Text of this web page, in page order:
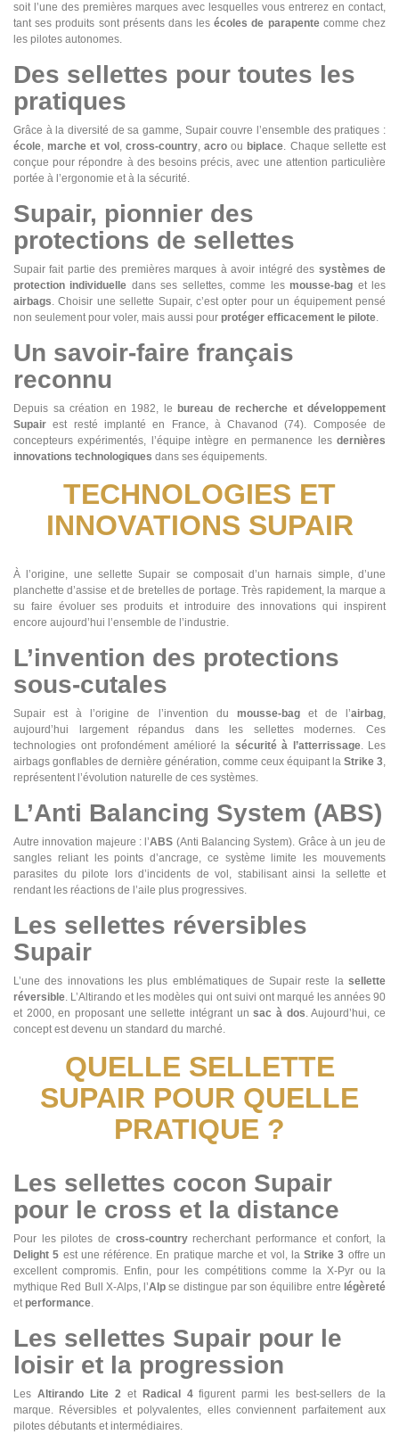
soit l’une des premières marques avec lesquelles vous entrerez en contact,
tant ses produits sont présents dans lesécoles de parapentecomme chez
les pilotes autonomes.
Des sellettes pour toutes les
pratiques
Grâce à la diversité de sa gamme, Supair couvre l’ensemble des pratiques :
école,marche et vol , cross-country,acro ou biplace. Chaque sellette est
conçue pour répondre à des besoins précis, avec une attention particulière
portée à l’ergonomie et à la sécurité.
Supair, pionnier des
protections de sellettes
Supair fait partie des premières marques à avoir intégré des systèmes de
protection individuelle dans ses sellettes, comme lesmousse-bag et les
airbags. Choisir une sellette Supair, c’est opter pour un équipement pensé
non seulement pour voler, mais aussi pour protéger efficacement le pilote.
Un savoir-faire français
reconnu
Depuis sa création en 1982, le bureau de recherche et développement
Supair est resté implanté en France, à Chavanod (74). Composée de
concepteurs expérimentés, l’équipe intègre en permanence les dernières
innovations technologiques dans ses équipements.
TECHNOLOGIES ET
INNOVATIONS SUPAIR
À l’origine, une sellette Supair se composait d’un harnais simple, d’une
planchette d’assise et de bretelles de portage. Très rapidement, la marque a
su faire évoluer ses produits et introduire des innovations qui inspirent
encore aujourd’hui l’ensemble de l’industrie.
L’invention des protections
sous-cutales
Supair est à l’origine de l’invention du mousse-baget de l’airbag,
aujourd’hui largement répandus dans les sellettes modernes. Ces
technologies ont profondément amélioré la sécurité à l’atterrissage. Les
airbags gonflables de dernière génération, comme ceux équipant la Strike 3,
représentent l’évolution naturelle de ces systèmes.
L’Anti Balancing System (ABS)
Autre innovation majeure : l’ABS (Anti Balancing System). Grâce à un jeu de
sangles reliant les points d’ancrage, ce système limite les mouvements
parasites du pilote lors d’incidents de vol, stabilisant ainsi la sellette et
rendant les réactions de l’aile plus progressives.
Les sellettes réversibles
Supair
L’une des innovations les plus emblématiques de Supair reste la sellette
réversible. L’Altirando et les modèles qui ont suivi ont marqué les années 90
et 2000, en proposant une sellette intégrant unsac à dos. Aujourd’hui, ce
concept est devenu un standard du marché.
QUELLE SELLETTE
SUPAIR POUR QUELLE
PRATIQUE ?
Les sellettes cocon Supair
pour le cross et la distance
Pour les pilotes de cross-countryrecherchant performance et confort, la
Delight 5 est une référence. En pratique marche et vol, laStrike 3 offre un
excellent compromis. Enfin, pour les compétitions comme la X-Pyr ou la
mythique Red Bull X-Alps, l’Alp se distingue par son équilibre entre légèreté
etperformance.
Les sellettes Supair pour le
loisir et la progression
Les Altirando Lite 2et Radical 4figurent parmi les best-sellers de la
marque. Réversibles et polyvalentes, elles conviennent parfaitement aux
pilotes débutants et intermédiaires.